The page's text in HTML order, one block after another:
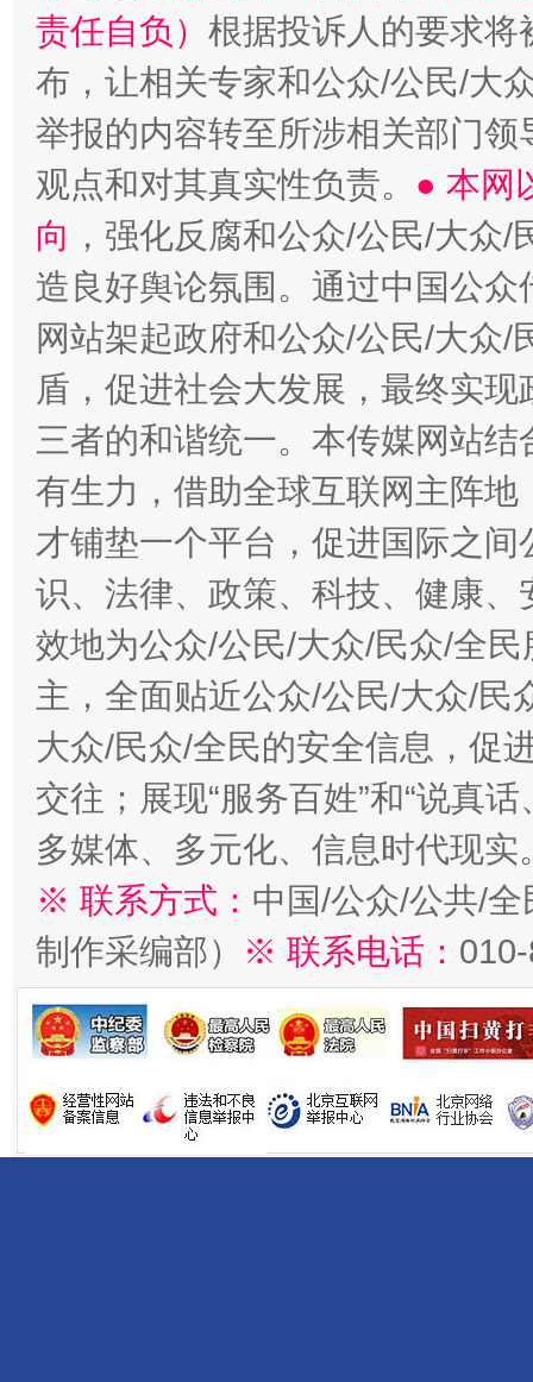
完善运行机制助力责任有效落实 一纸欠
东山县通报“牛蛙产品抗生素超标问题” 法
千年窑火 生生不息 一
揭开“小金库”的免责幌子
责任自负） 根据投诉人的要求将
布，让相关专家和公众/公民/大
举报的内容转至所涉相关部门
观点和对其真实性负责。 ● 本网
向 ，强化反腐和公众/公民/大众
造良好舆论氛围。通过中国公
网站架起政府和公众/公民/大众
盾，促进社会大发展，最终实
三者的和谐统一。本传媒网站
有生力，借助全球互联网主阵
才铺垫一个平台，促进国际之
识、法律、政策、科技、健康
效地为公众/公民/大众/民众/全
主，全面贴近公众/公民/大众/民
大众/民众/全民的安全信息，促
交往；展现“服务百姓”和“说真
多媒体、多元化、信息时代现实
※ 联系方式： 中国/公众/公共/
制作采编部）
※ 联系电话：